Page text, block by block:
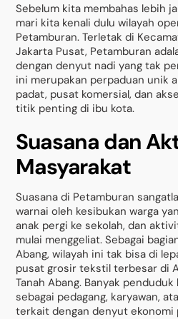
Sebelum kita membahas lebih
mari kita kenali dulu wilayah
Petamburan. Terletak di
Jakarta Pusat, Petamburan
dengan denyut nadi yang tak
ini merupakan perpaduan unik
padat, pusat komersial, dan
titik penting di ibu kota.
Suasana dan
Masyarakat
Suasana di Petamburan
warnai oleh kesibukan warga
anak pergi ke sekolah, dan
mulai menggeliat. Sebagai
Abang, wilayah ini tak bisa di
pusat grosir tekstil terbesar di
Tanah Abang. Banyak
sebagai pedagang, karyawan,
terkait dengan denyut ekonomi